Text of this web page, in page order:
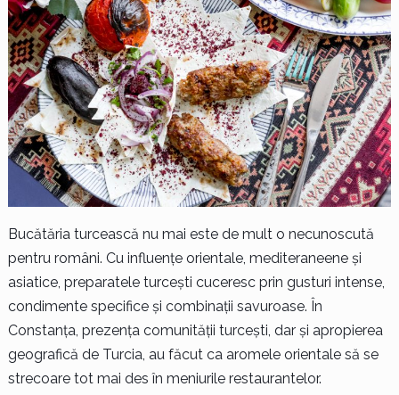
Bucătăria turcească nu mai este de mult o necunoscută
pentru români. Cu influențe orientale, mediteraneene și
asiatice, preparatele turcești cuceresc prin gusturi intense,
condimente specifice și combinații savuroase. În
Constanța, prezența comunității turcești, dar și apropierea
geografică de Turcia, au făcut ca aromele orientale să se
strecoare tot mai des în meniurile restaurantelor.